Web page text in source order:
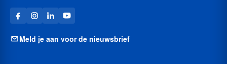
Meld je aan voor de nieuwsbrief